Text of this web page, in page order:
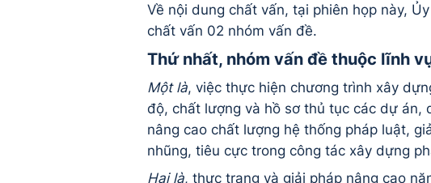
Về nội dung chất vấn, tại phiên họp này,
chất vấn 02 nhóm vấn đề.
Thứ nhất, nhóm vấn đề thuộc lĩnh
Một là, việc thực hiện chương trình xây
độ, chất lượng và hồ sơ thủ tục các dự án,
nâng cao chất lượng hệ thống pháp luật,
nhũng, tiêu cực trong công tác xây dựng
Hai là, thực trạng và giải pháp nâng cao